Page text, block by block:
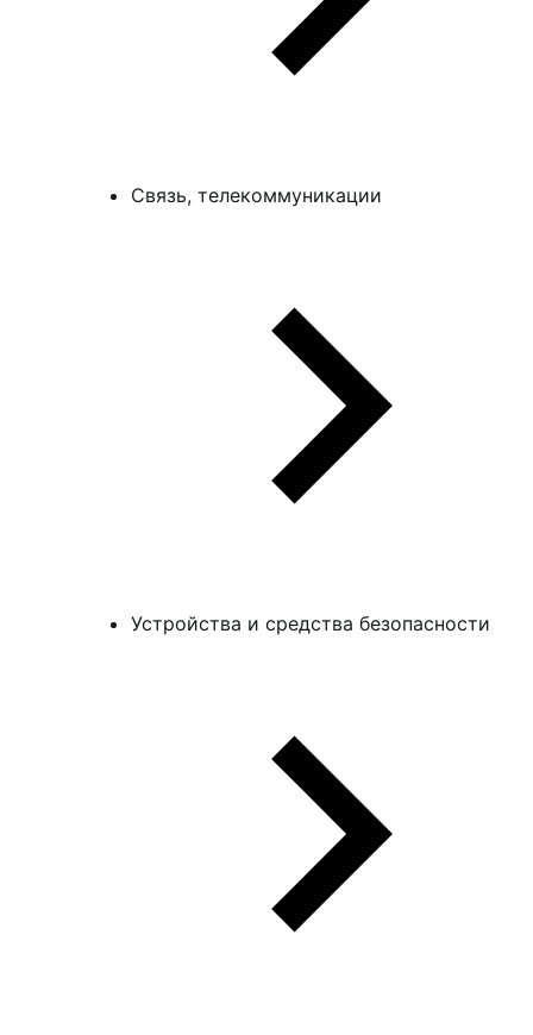
Связь, телекоммуникации
Устройства и средства безопасности